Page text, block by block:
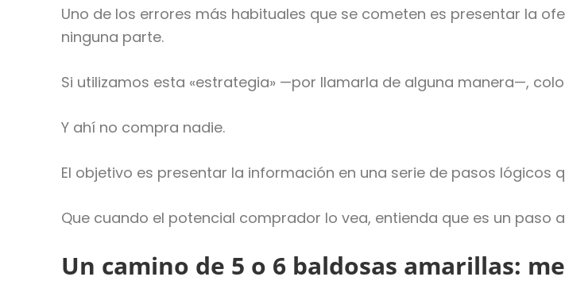
Uno de los errores más habituales que se cometen es presentar la
ninguna parte.
Si utilizamos esta «estrategia» —por llamarla de alguna manera—,
Y ahí no compra nadie.
El objetivo es presentar la información en una serie de pasos lógicos
Que cuando el potencial comprador lo vea, entienda que es un paso
Un camino de 5 o 6 baldosas amarillas: